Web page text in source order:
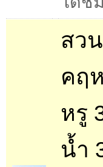
สว
คฤ
หรู
น้ำ